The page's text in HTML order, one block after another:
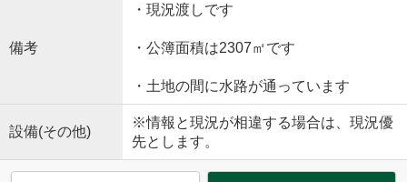
備考
・現況渡しです
・公簿面積は2307㎡です
・土地の間に水路が通っています
設備(その他)
※情報と現況が相違する場合は、現況優
先とします。